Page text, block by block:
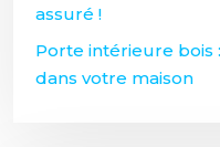
assuré !
Porte intérieure bois
dans votre maison